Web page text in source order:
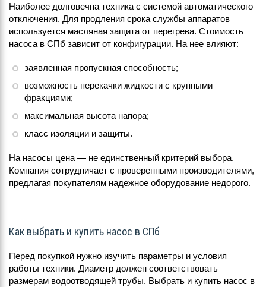
Наиболее долговечна техника с системой автоматического
отключения. Для продления срока службы аппаратов
используется масляная защита от перегрева. Стоимость
насоса в СПб зависит от конфигурации. На нее влияют:
заявленная пропускная способность;
возможность перекачки жидкости с крупными
фракциями;
максимальная высота напора;
класс изоляции и защиты.
На насосы цена — не единственный критерий выбора.
Компания сотрудничает с проверенными производителями,
предлагая покупателям надежное оборудование недорого.
Как выбрать и купить насос в СПб
Перед покупкой нужно изучить параметры и условия
работы техники. Диаметр должен соответствовать
размерам водоотводящей трубы. Выбрать и купить насос в